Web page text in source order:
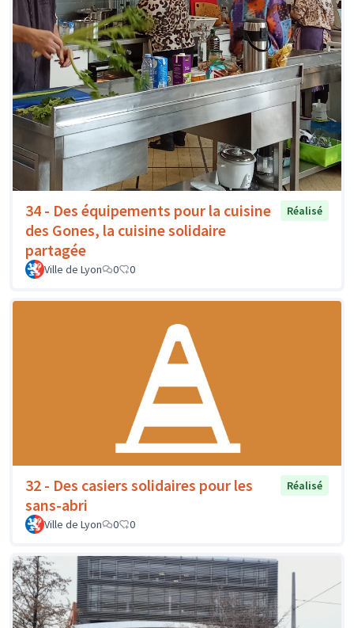
34 - Des équipements pour la cuisine
des Gones, la cuisine solidaire
partagée
Réalisé
Ville de Lyon 0 0
32 - Des casiers solidaires pour les
sans-abri
Réalisé
Ville de Lyon 0 0